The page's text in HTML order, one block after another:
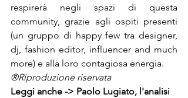
respirerà negli spazi di questa
community, grazie agli ospiti presenti
(un gruppo di happy few tra designer,
dj, fashion editor, influencer and much
more) e alla loro contagiosa energia.
®Riproduzione riservata
Leggi anche -> Paolo Lugiato, l'analisi